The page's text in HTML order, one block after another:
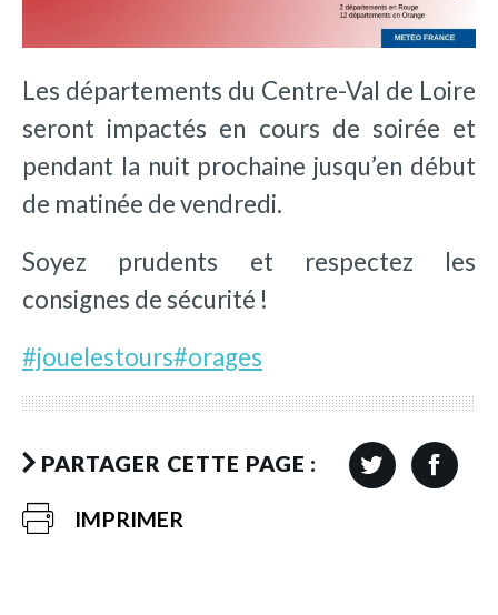
Les départements du Centre-Val de Loire
seront impactés en cours de soirée et
pendant la nuit prochaine jusqu’en début
de matinée de vendredi.
Soyez prudents et respectez les
consignes de sécurité !
#jouelestours#orages
PARTAGER CETTE PAGE :
IMPRIMER